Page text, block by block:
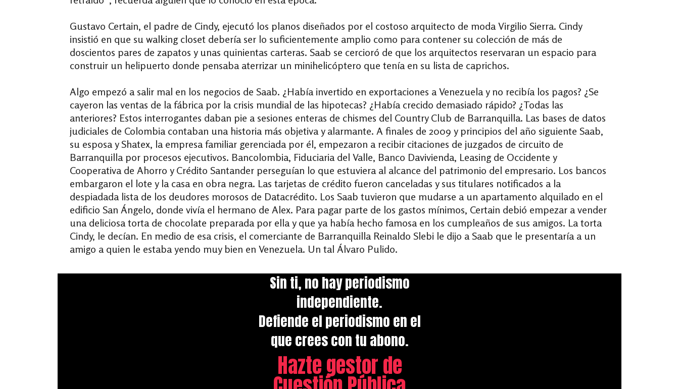
Gustavo Certain, el padre de Cindy, ejecutó los planos diseñados por el costoso arquitecto de moda Virgilio Sierra. Cindy
insistió en que su walking closet debería ser lo suficientemente amplio como para contener su colección de más de
doscientos pares de zapatos y unas quinientas carteras. Saab se cercioró de que los arquitectos reservaran un espacio para
construir un helipuerto donde pensaba aterrizar un minihelicóptero que tenía en su lista de caprichos.
Algo empezó a salir mal en los negocios de Saab. ¿Había invertido en exportaciones a Venezuela y no recibía los pagos? ¿Se
cayeron las ventas de la fábrica por la crisis mundial de las hipotecas? ¿Había crecido demasiado rápido? ¿Todas las
anteriores? Estos interrogantes daban pie a sesiones enteras de chismes del Country Club de Barranquilla. Las bases de datos
judiciales de Colombia contaban una historia más objetiva y alarmante. A finales de 2009 y principios del año siguiente Saab,
su esposa y Shatex, la empresa familiar gerenciada por él, empezaron a recibir citaciones de juzgados de circuito de
Barranquilla por procesos ejecutivos. Bancolombia, Fiduciaria del Valle, Banco Davivienda, Leasing de Occidente y
Cooperativa de Ahorro y Crédito Santander perseguían lo que estuviera al alcance del patrimonio del empresario. Los bancos
embargaron el lote y la casa en obra negra. Las tarjetas de crédito fueron canceladas y sus titulares notificados a la
despiadada lista de los deudores morosos de Datacrédito. Los Saab tuvieron que mudarse a un apartamento alquilado en el
edificio San Ángelo, donde vivía el hermano de Alex. Para pagar parte de los gastos mínimos, Certain debió empezar a vender
una deliciosa torta de chocolate preparada por ella y que ya había hecho famosa en los cumpleaños de sus amigos. La torta
Cindy, le decían. En medio de esa crisis, el comerciante de Barranquilla Reinaldo Slebi le dijo a Saab que le presentaría a un
amigo a quien le estaba yendo muy bien en Venezuela. Un tal Álvaro Pulido.
Sin ti, no hay periodismo
independiente.
Defiende el periodismo en el
que crees con tu abono.
Hazte gestor de